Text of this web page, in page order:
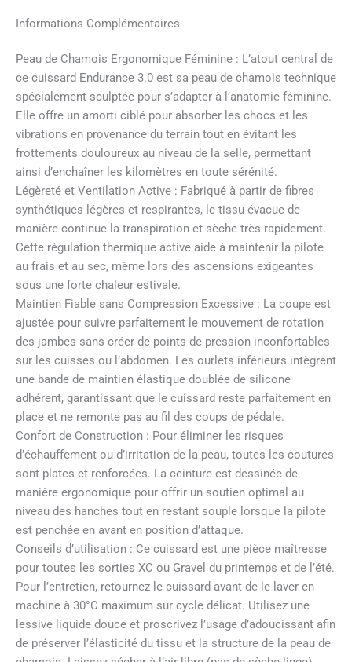
Informations Complémentaires
Peau de Chamois Ergonomique Féminine : L’atout central de
ce cuissard Endurance 3.0 est sa peau de chamois technique
spécialement sculptée pour s’adapter à l’anatomie féminine.
Elle offre un amorti ciblé pour absorber les chocs et les
vibrations en provenance du terrain tout en évitant les
frottements douloureux au niveau de la selle, permettant
ainsi d’enchaîner les kilomètres en toute sérénité.
Légèreté et Ventilation Active : Fabriqué à partir de fibres
synthétiques légères et respirantes, le tissu évacue de
manière continue la transpiration et sèche très rapidement.
Cette régulation thermique active aide à maintenir la pilote
au frais et au sec, même lors des ascensions exigeantes
sous une forte chaleur estivale.
Maintien Fiable sans Compression Excessive : La coupe est
ajustée pour suivre parfaitement le mouvement de rotation
des jambes sans créer de points de pression inconfortables
sur les cuisses ou l’abdomen. Les ourlets inférieurs intègrent
une bande de maintien élastique doublée de silicone
adhérent, garantissant que le cuissard reste parfaitement en
place et ne remonte pas au fil des coups de pédale.
Confort de Construction : Pour éliminer les risques
d’échauffement ou d’irritation de la peau, toutes les coutures
sont plates et renforcées. La ceinture est dessinée de
manière ergonomique pour offrir un soutien optimal au
niveau des hanches tout en restant souple lorsque la pilote
est penchée en avant en position d’attaque.
Conseils d’utilisation : Ce cuissard est une pièce maîtresse
pour toutes les sorties XC ou Gravel du printemps et de l’été.
Pour l’entretien, retournez le cuissard avant de le laver en
machine à 30°C maximum sur cycle délicat. Utilisez une
lessive liquide douce et proscrivez l’usage d’adoucissant afin
de préserver l’élasticité du tissu et la structure de la peau de